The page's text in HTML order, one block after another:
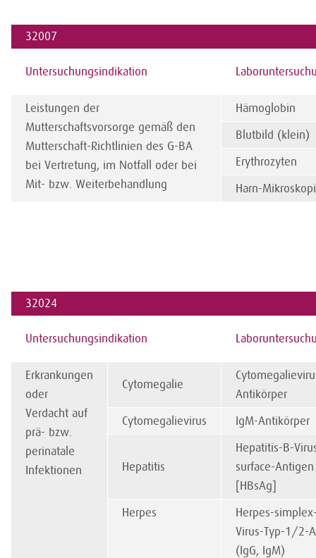
32007
Untersuchungsindikation
Leistungen der
Mutterschaftsvorsorge gemäß den
Mutterschaft-Richtlinien des G-BA
bei Vertretung, im Notfall oder bei
Mit- bzw. Weiterbehandlung
Hämoglobin
Blutbild (klein)
Erythrozyten
Harn-
32024
Untersuchungsindikation
Erkrankungen
oder
Verdacht auf
prä- bzw.
perinatale
Infektionen
Cytomegalie
Antikörper
Cytomegalievirus
IgM-Antikörper
Hepatitis
Hepatitis-B-
surface-Antigen
[HBsAg]
Herpes
Herpes-
Virus-Typ-1/2-
(IgG, IgM)